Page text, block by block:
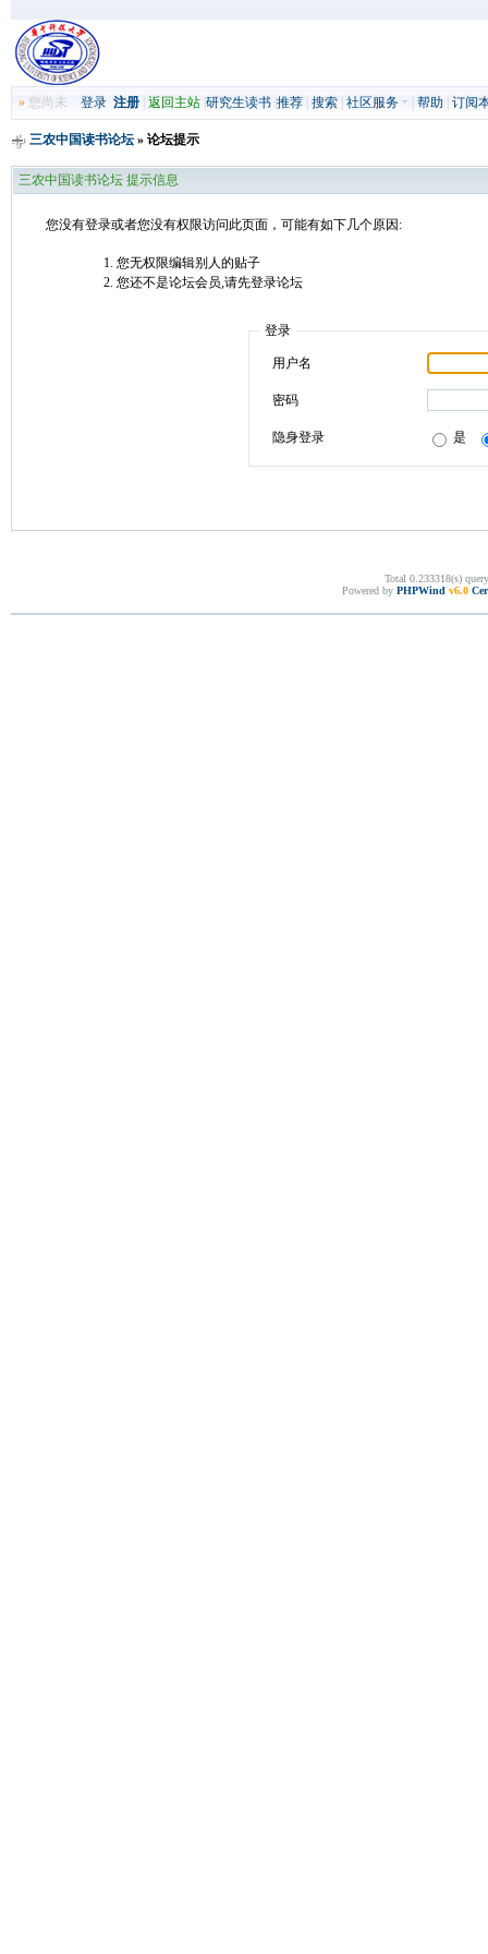
»您尚未 登录 注册| 返回主站| 研究生读书| 推荐| 搜索| 社区服务 帮助 订阅
三农中国读书论坛» 论坛提示
三农中国读书论坛 提示信息
您没有登录或者您没有权限访问此页面，可能有如下几个原因:
您无权限编辑别人的贴子
您还不是论坛会员,请先登录论坛
登录
用户名
密码
隐身登录 是
Total 0.233318(s)
Powered by PHPWind v6.0